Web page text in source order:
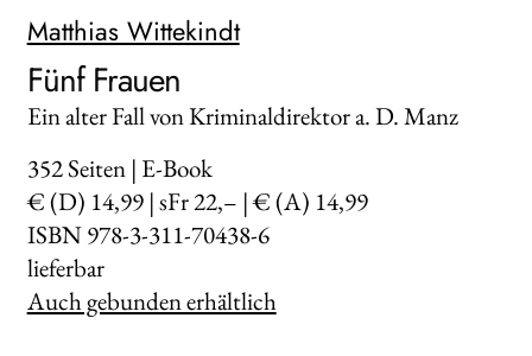
Matthias Wittekindt
Fünf Frauen
Ein alter Fall von Kriminaldirektor a. D. Manz
352Seiten | E-Book
€ (D) 14,99 | sFr 22,– | € (A) 14,99
ISBN 978-3-311-70438-6
lieferbar
Auch gebunden erhältlich